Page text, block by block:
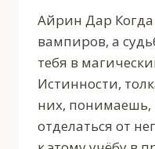
Айрин Дар
вампиров, а
тебя в
Истинности,
них, понимаешь,
отделаться от